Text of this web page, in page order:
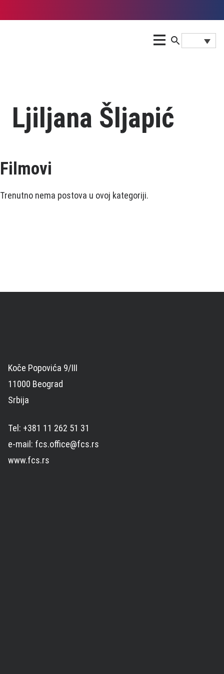
Ljiljana Šljapić
Filmovi
Trenutno nema postova u ovoj kategoriji.
Koče Popovića 9/III
11000 Beograd
Srbija
Tel: +381 11 262 51 31
e-mail: fcs.office@fcs.rs
www.fcs.rs